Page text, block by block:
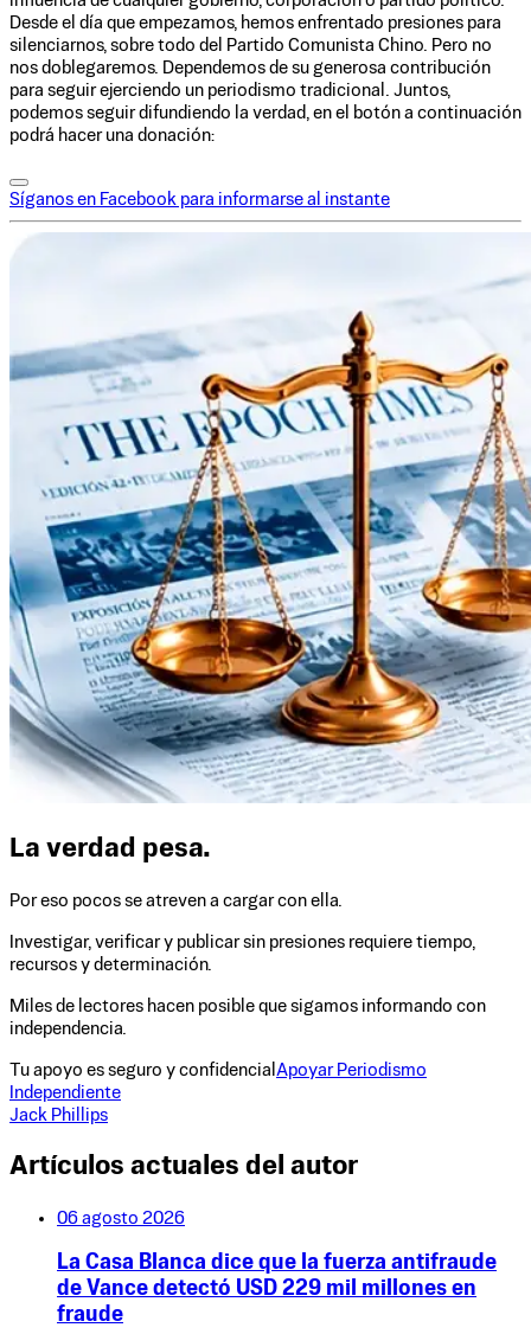
Desde el día que empezamos, hemos enfrentado presiones para
silenciarnos, sobre todo del Partido Comunista Chino. Pero no
nos doblegaremos. Dependemos de su generosa contribución
para seguir ejerciendo un periodismo tradicional. Juntos,
podemos seguir difundiendo la verdad, en el botón a continuación
podrá hacer una donación:
Síganos en Facebook para informarse al instante
La verdad pesa.
Por eso pocos se atreven a cargar con ella.
Investigar, verificar y publicar sin presiones requiere tiempo,
recursos y determinación.
Miles de lectores hacen posible que sigamos informando con
independencia.
Tu apoyo es seguro y confidencial Apoyar Periodismo
Independiente
Jack Phillips
Artículos actuales del autor
06 agosto 2026
La Casa Blanca dice que la fuerza antifraude
de Vance detectó USD 229 mil millones en
fraude